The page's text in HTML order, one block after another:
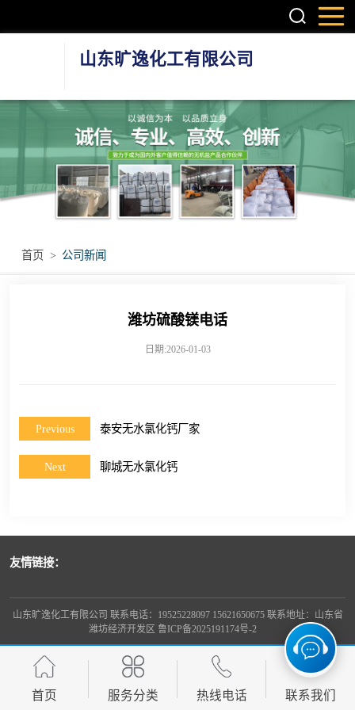
山东旷逸化工有限公司
首页 > 公司新闻
潍坊硫酸镁电话
日期:2026-01-03
Previous 泰安无水氯化钙厂家
Next 聊城无水氯化钙
友情链接：
山东旷逸化工有限公司 联系电话：19525228097 15621650675 联系地址：山东省
潍坊经济开发区 鲁ICP备2025191174号-2
首页 服务分类 热线电话 联系我们
硫酸镁系列
氯化镁系列
氯化钙系列